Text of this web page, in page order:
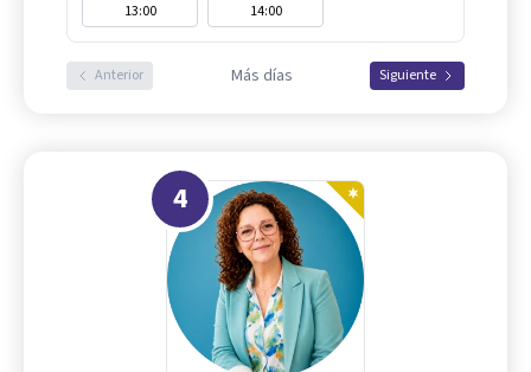
13:00
14:00
Anterior Más días Siguiente
4